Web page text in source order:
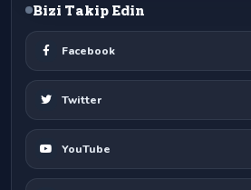
Bizi Takip Edin
Facebook
Twitter
YouTube